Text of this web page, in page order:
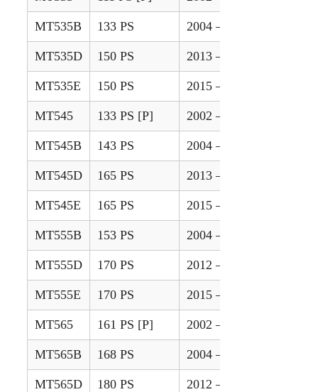
MT535B 133 PS 2004 – 2011
MT535D 150 PS 2013 – 2014
MT535E 150 PS 2015 – 2020
MT545 133 PS [P] 2002 – 2003
MT545B 143 PS 2004 – 2011
MT545D 165 PS 2013 – 2014
MT545E 165 PS 2015 – 2020
MT555B 153 PS 2004 – 2011
MT555D 170 PS 2012 – 2014
MT555E 170 PS 2015 – 2020
MT565 161 PS [P] 2002 – 2003
MT565B 168 PS 2004 – 2011
MT565D 180 PS 2012 – 2014